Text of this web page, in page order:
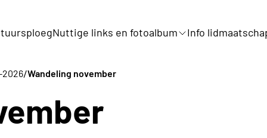
Nuttige links en fotoalbum Info
/Wandeling november